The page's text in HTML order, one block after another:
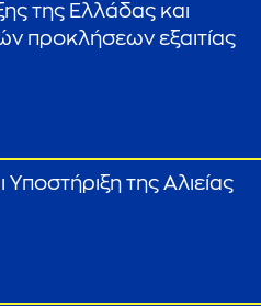
της Ελλάδας και
προκλήσεων εξαιτίας
της Αλιείας